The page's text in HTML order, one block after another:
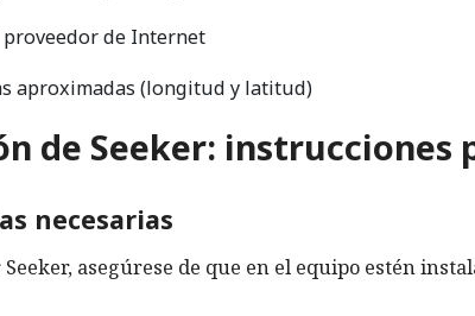
de Internet
aproximadas (longitud y latitud)
de Seeker: instrucciones
necesarias
asegúrese de que en el equipo estén